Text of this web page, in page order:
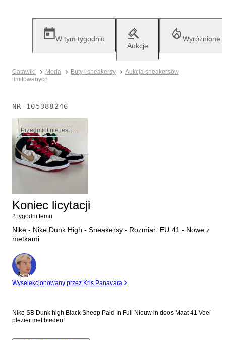
W tym tygodniu
Aukcje
Wyróżnione
Catawiki Moda Buty i sneakersy
Aukcja sneakersów
limitowanych
NR 105388246
Przedmiot nie jest już dostępny
Koniec licytacji
2 tygodni temu
Nike - Nike Dunk High - Sneakersy - Rozmiar: EU 41 - Nowe z
metkami
Ekspert
Wyselekcjonowany przez Kris Panavara
Nike SB Dunk high Black Sheep Paid In Full Nieuw in doos Maat 41 Veel
plezier met bieden!